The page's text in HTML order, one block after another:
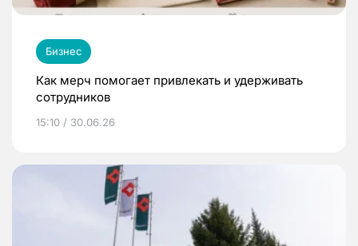
Бизнес
Как мерч помогает привлекать и удерживать
сотрудников
15:10 / 30.06.26